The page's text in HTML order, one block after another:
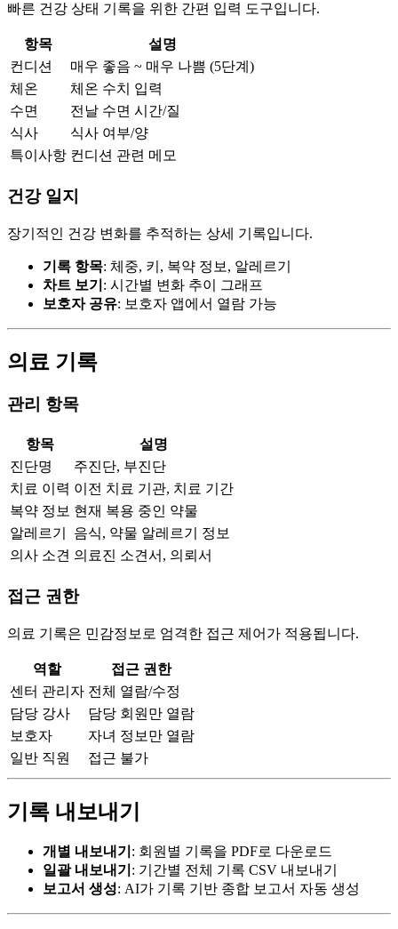
빠른 건강 상태 기록을 위한 간편 입력 도구입니다.
항목
설명
컨디션
매우 좋음 ~ 매우 나쁨 (5단계)
체온
체온 수치 입력
수면
전날 수면 시간/질
식사
식사 여부/양
특이사항 컨디션 관련 메모
건강 일지
장기적인 건강 변화를 추적하는 상세 기록입니다.
기록 항목: 체중, 키, 복약 정보, 알레르기
차트 보기 : 시간별 변화 추이 그래프
보호자 공유: 보호자 앱에서 열람 가능
의료 기록
관리 항목
항목
설명
진단명
주진단, 부진단
치료 이력 이전 치료 기관, 치료 기간
복약 정보 현재 복용 중인 약물
알레르기
음식, 약물 알레르기 정보
의사 소견 의료진 소견서, 의뢰서
접근 권한
의료 기록은 민감정보로 엄격한 접근 제어가 적용됩니다.
역할
접근 권한
센터 관리자 전체 열람/수정
담당 강사
담당 회원만 열람
보호자
자녀 정보만 열람
일반 직원
접근 불가
기록 내보내기
개별 내보내기 : 회원별 기록을 PDF로 다운로드
일괄 내보내기 : 기간별 전체 기록 CSV 내보내기
보고서 생성: AI가 기록 기반 종합 보고서 자동 생성